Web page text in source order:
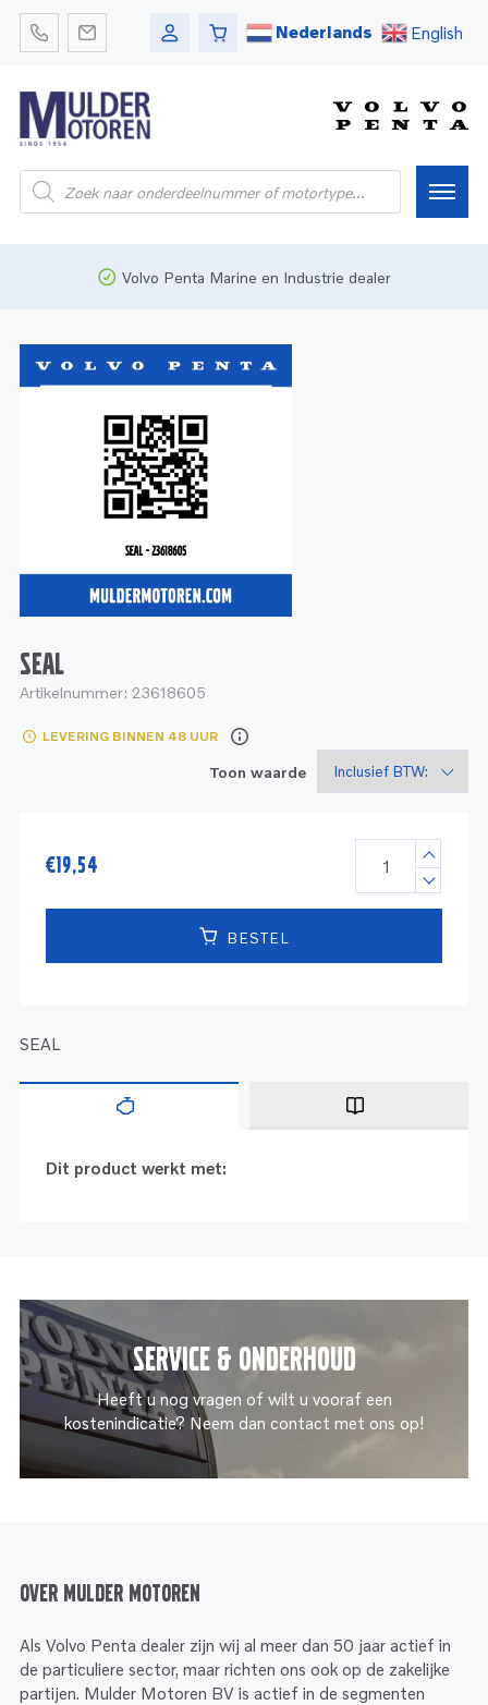
Nederlands English
Onderdelen
Bedrijfsvaart
Onderdelen
Motoren
Onderdelen
Service
Motoren
Service en onderhoud
Reman - Bedrijfsvaart
Volvo Penta Marine en Industrie dealer
SEAL
Artikelnummer: 23618605
LEVERING BINNEN 48 UUR
Toon waarde
€19,54
BESTEL
SEAL
Dit product werkt met:
Service & onderhoud
Heeft u nog vragen of wilt u vooraf een
kostenindicatie? Neem dan contact met ons op!
Over Mulder Motoren
Als Volvo Penta dealer zijn wij al meer dan 50 jaar actief in
de particuliere sector, maar richten ons ook op de zakelijke
partijen. Mulder Motoren BV is actief in de segmenten